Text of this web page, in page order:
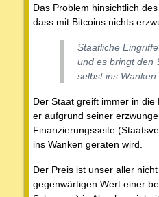
Das Problem hinsichtlich
dass mit Bitcoins nichts
Staatliche
und es bringt den
selbst ins Wanken.
Der Staat greift immer in
er aufgrund seiner
Finanzierungsseite
ins Wanken geraten wird.
Der Preis ist unser aller
gegenwärtigen Wert einer